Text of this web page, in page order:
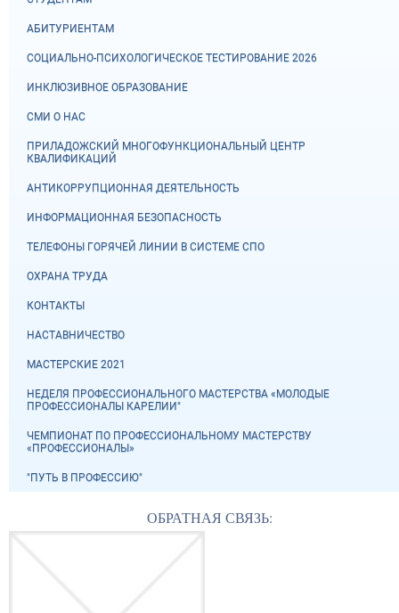
АБИТУРИЕНТАМ
СОЦИАЛЬНО-ПСИХОЛОГИЧЕСКОЕ ТЕСТИРОВАНИЕ 2026
ИНКЛЮЗИВНОЕ ОБРАЗОВАНИЕ
СМИ О НАС
ПРИЛАДОЖСКИЙ МНОГОФУНКЦИОНАЛЬНЫЙ ЦЕНТР
КВАЛИФИКАЦИЙ
АНТИКОРРУПЦИОННАЯ ДЕЯТЕЛЬНОСТЬ
ИНФОРМАЦИОННАЯ БЕЗОПАСНОСТЬ
ТЕЛЕФОНЫ ГОРЯЧЕЙ ЛИНИИ В СИСТЕМЕ СПО
ОХРАНА ТРУДА
КОНТАКТЫ
НАСТАВНИЧЕСТВО
МАСТЕРСКИЕ 2021
НЕДЕЛЯ ПРОФЕССИОНАЛЬНОГО МАСТЕРСТВА «МОЛОДЫЕ
ПРОФЕССИОНАЛЫ КАРЕЛИИ"
ЧЕМПИОНАТ ПО ПРОФЕССИОНАЛЬНОМУ МАСТЕРСТВУ
«ПРОФЕССИОНАЛЫ»
"ПУТЬ В ПРОФЕССИЮ"
ОБРАТНАЯ СВЯЗЬ: